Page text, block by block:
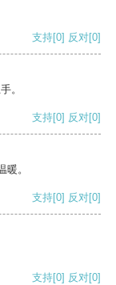
支持[0] 反对[0]
。
支持[0] 反对[0]
。
支持[0] 反对[0]
支持[0] 反对[0]